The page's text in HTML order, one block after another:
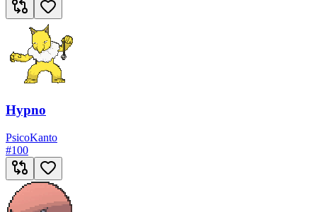
Hypno
PsicoKanto
#100